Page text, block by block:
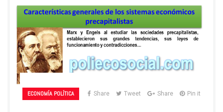
ECONOMÍA POLÍTICA Share Tweet Share Pin it